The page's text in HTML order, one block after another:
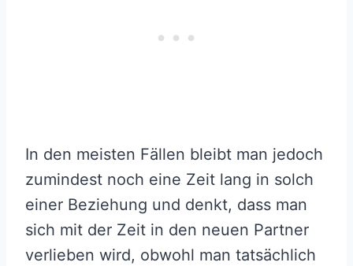
In den meisten Fällen bleibt man jedoch
zumindest noch eine Zeit lang in solch
einer Beziehung und denkt, dass man
sich mit der Zeit in den neuen Partner
verlieben wird, obwohl man tatsächlich